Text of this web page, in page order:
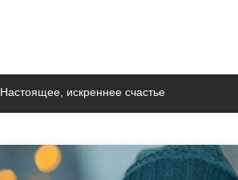
Настоящее, искреннее счастье